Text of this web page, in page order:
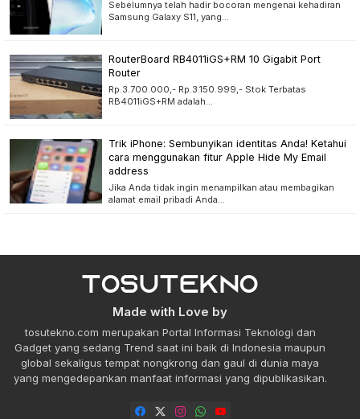
Sebelumnya telah hadir bocoran mengenai kehadiran
Samsung Galaxy S11, yang…
RouterBoard RB4011iGS+RM 10 Gigabit Port
Router
Rp.3.700.000,- Rp.3.150.999,- Stok Terbatas
RB4011iGS+RM adalah…
Trik iPhone: Sembunyikan identitas Anda! Ketahui
cara menggunakan fitur Apple Hide My Email
address
Jika Anda tidak ingin menampilkan atau membagikan
alamat email pribadi Anda…
Made with Love by
tosutekno.com merupakan Portal Informasi Teknologi dan
Gadget yang sedang Trend saat ini baik di Indonesia maupun
global sekaligus tempat nongkrong dan gaul di dunia maya
yang mengedepankan manfaat informasi yang dipublikasikan.